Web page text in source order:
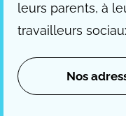
leurs parents, à
travailleurs
Nos